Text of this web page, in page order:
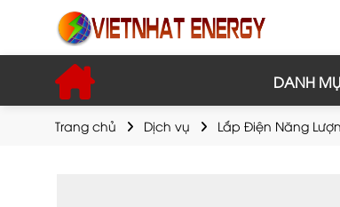
DANH
Trang chủ Dịch vụ Lắp Điện Năng